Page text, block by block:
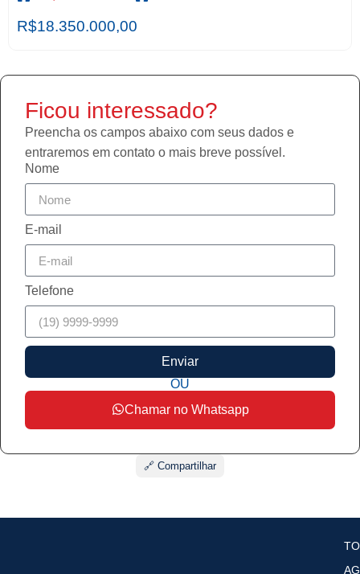
R$18.350.000,00
Ficou interessado?
Preencha os campos abaixo com seus dados e
entraremos em contato o mais breve possível.
Nome
E-mail
Telefone
Enviar
OU
Chamar no Whatsapp
🔗 Compartilhar